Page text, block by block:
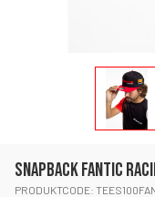
SNAPBACK FANTIC
PRODUKTCODE: